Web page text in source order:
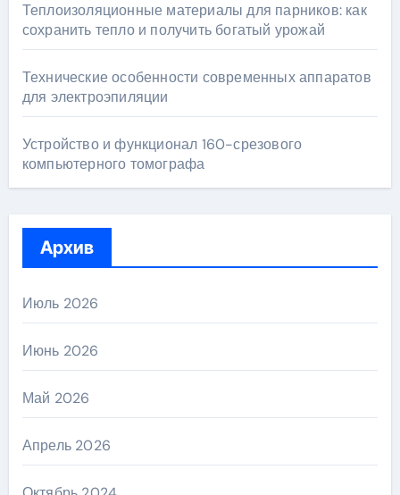
Теплоизоляционные материалы для парников: как
сохранить тепло и получить богатый урожай
Технические особенности современных аппаратов
для электроэпиляции
Устройство и функционал 160-срезового
компьютерного томографа
Архив
Июль 2026
Июнь 2026
Май 2026
Апрель 2026